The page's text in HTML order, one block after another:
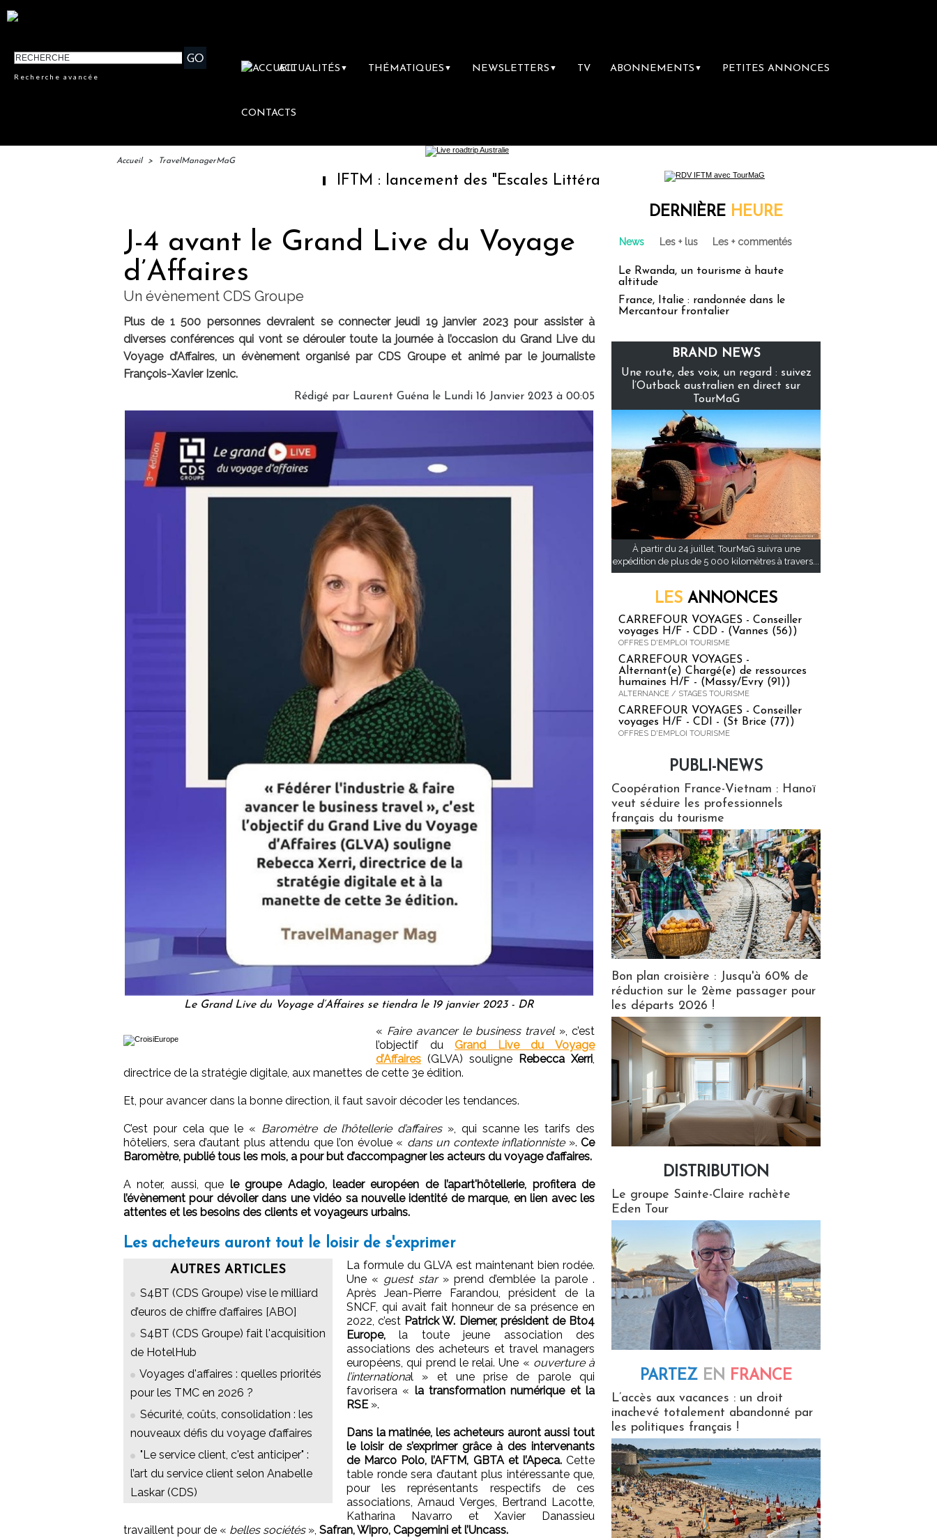
Recherche avancée
ACTUALITÉS ▼ THÉMATIQUES ▼ NEWSLETTERS ▼ TV ABONNEMENTS ▼ PETITES ANNONCES
CONTACTS
Accueil > TravelManagerMaG
IFTM : lancement des "Escales Littéraires", la première librairie du voyage
J-4 avant le Grand Live du Voyage
d’Affaires
Un évènement CDS Groupe
Plus de 1 500 personnes devraient se connecter jeudi 19 janvier 2023 pour assister à
diverses conférences qui vont se dérouler toute la journée à l’occasion du Grand Live du
Voyage d’Affaires, un évènement organisé par CDS Groupe et animé par le journaliste
François-Xavier Izenic.
Rédigé par Laurent Guéna le Lundi 16 Janvier 2023 à 00:05
Le Grand Live du Voyage d’Affaires se tiendra le 19 janvier 2023 - DR
« Faire avancer le business travel », c’est
l’objectif duGrand Live du Voyage
d’Affaires (GLVA) souligne Rebecca Xerri,
directrice de la stratégie digitale, aux manettes de cette 3e édition.
Et, pour avancer dans la bonne direction, il faut savoir décoder les tendances.
C’est pour cela que le « Baromètre de l’hôtellerie d’affaires », qui scanne les tarifs des
hôteliers, sera d’autant plus attendu que l’on évolue « dans un contexte inflationniste ». Ce
Baromètre, publié tous les mois, a pour but d’accompagner les acteurs du voyage d’affaires.
A noter, aussi, que le groupe Adagio, leader européen de l’apart'hôtellerie, profitera de
l’évènement pour dévoiler dans une vidéo sa nouvelle identité de marque, en lien avec les
attentes et les besoins des clients et voyageurs urbains.
Les acheteurs auront tout le loisir de s'exprimer
AUTRES ARTICLES
S4BT (CDS Groupe) vise le milliard
d’euros de chiffre d’affaires [ABO]
S4BT (CDS Groupe) fait l'acquisition
de HotelHub
Voyages d'affaires : quelles priorités
pour les TMC en 2026 ?
Sécurité, coûts, consolidation : les
nouveaux défis du voyage d’affaires
"Le service client, c'est anticiper" :
l’art du service client selon Anabelle
Laskar (CDS)
La formule du GLVA est maintenant bien rodée.
Une « guest star» prend d’emblée la parole .
Après Jean-Pierre Farandou, président de la
SNCF, qui avait fait honneur de sa présence en
2022, c’est Patrick W. Diemer, président de Bto4
Europe,la toute jeune association des
associations des acheteurs et travel managers
européens, qui prend le relai. Une « ouverture à
l’international » et une prise de parole qui
favorisera « la transformation numérique et la
RSE».
Dans la matinée, les acheteurs auront aussi tout
le loisir de s’exprimer grâce à des intervenants
de Marco Polo, l’AFTM, GBTA et l’Apeca.Cette
table ronde sera d’autant plus intéressante que,
pour les représentants respectifs de ces
associations, Arnaud Verges, Bertrand Lacotte,
Katharina Navarro et Xavier Danassieu
travaillent pour de « belles sociétés», Safran, Wipro, Capgemini et l’Uncass.
DERNIÈRE HEURE
News Les + lus Les + commentés
Le Rwanda, un tourisme à haute
altitude
France, Italie : randonnée dans le
Mercantour frontalier
BRAND NEWS
Une route, des voix, un regard : suivez
l’Outback australien en direct sur
TourMaG
À partir du 24 juillet, TourMaG suivra une
expédition de plus de 5 000 kilomètres à travers...
LES ANNONCES
CARREFOUR VOYAGES - Conseiller
voyages H/F - CDD - (Vannes (56))
OFFRES D'EMPLOI TOURISME
CARREFOUR VOYAGES -
Alternant(e) Chargé(e) de ressources
humaines H/F - (Massy/Evry (91))
ALTERNANCE / STAGES TOURISME
CARREFOUR VOYAGES - Conseiller
voyages H/F - CDI - (St Brice (77))
OFFRES D'EMPLOI TOURISME
PUBLI-NEWS
Coopération France-Vietnam : Hanoï
veut séduire les professionnels
français du tourisme
Bon plan croisière : Jusqu'à 60% de
réduction sur le 2ème passager pour
les départs 2026 !
DISTRIBUTION
Le groupe Sainte-Claire rachète
Eden Tour
PARTEZ EN FRANCE
L’accès aux vacances : un droit
inachevé totalement abandonné par
les politiques français !